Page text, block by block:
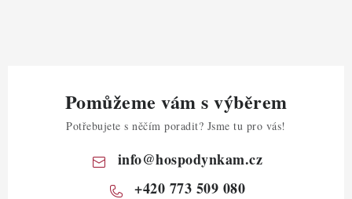
Pomůžeme vám s výběrem
Potřebujete s něčím poradit? Jsme tu pro vás!
info@hospodynkam.cz
+420 773 509 080